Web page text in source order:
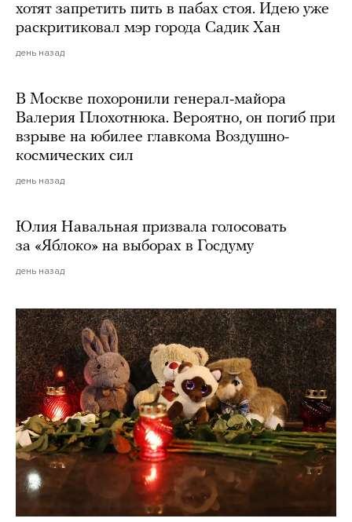
хотят запретить пить в пабах стоя. Идею уже
раскритиковал мэр города Садик Хан
день назад
В Москве похоронили генерал-майора
Валерия Плохотнюка. Вероятно, он погиб при
взрыве на юбилее главкома Воздушно-
космических сил
день назад
Юлия Навальная призвала голосовать
за «Яблоко» на выборах в Госдуму
день назад